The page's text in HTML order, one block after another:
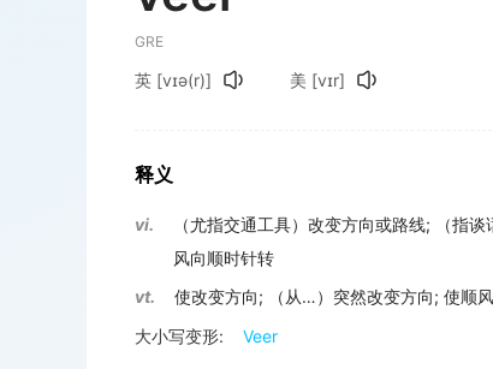
GRE
英 [vɪə(r)] 美 [vɪr]
释义
vi. （尤指交通工具）改变方向或路线; （指
风向顺时针转
vt.
使改变方向; （从…）突然改变方向; 使顺风
大小写变形:
Veer